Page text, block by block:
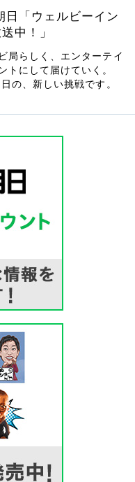
日「ウェルビーイン
中！」
局らしく、エンターテイ
トにして届けていく。
の、新しい挑戦です。